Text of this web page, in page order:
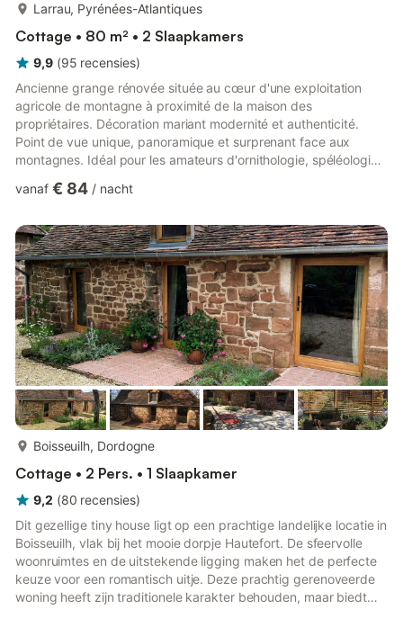
Larrau, Pyrénées-Atlantiques
Cottage • 80 m² • 2 Slaapkamers
9,9 (95 recensies)
Ancienne grange rénovée située au cœur d'une exploitation
agricole de montagne à proximité de la maison des
propriétaires. Décoration mariant modernité et authenticité.
Point de vue unique, panoramique et surprenant face aux
montagnes. Idéal pour les amateurs d'ornithologie, spéléologie
d'Holtzarte, forêt d'Iraty et des Arbailles, grotte de la Verna.
plaque cuisson à induction, four, lave-vaisselle). Séjour et
terrasse avec vue sur la montagne, salon (cheminée insert, TV,
box in...
vanaf € 84 / nacht
Boisseuilh, Dordogne
Cottage • 2 Pers. • 1 Slaapkamer
9,2 (80 recensies)
Dit gezellige tiny house ligt op een prachtige landelijke locatie in
Boisseuilh, vlak bij het mooie dorpje Hautefort. De sfeervolle
woonruimtes en de uitstekende ligging maken het de perfecte
keuze voor een romantisch uitje. Deze prachtig gerenoveerde
woning heeft zijn traditionele karakter behouden, maar biedt